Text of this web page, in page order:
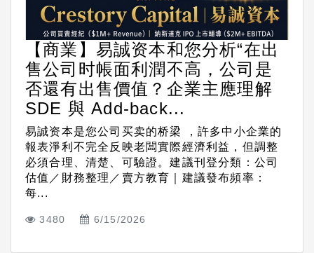
【商業】易誠资本和您分析“在出
售公司时帳面利潤不高，公司是
否還有出售價值？企業主應理解
SDE 與 Add-back...
易誠资本是您公司买卖的桥梁 ，許多中小企業的
報表淨利不完全反映老闆實際經濟利益，但調整
必須合理、清楚、可驗證。建議刊登分類：公司
估值／財務整理／賣方教育｜建議發布頻率：
每...
3480 6/15/2026